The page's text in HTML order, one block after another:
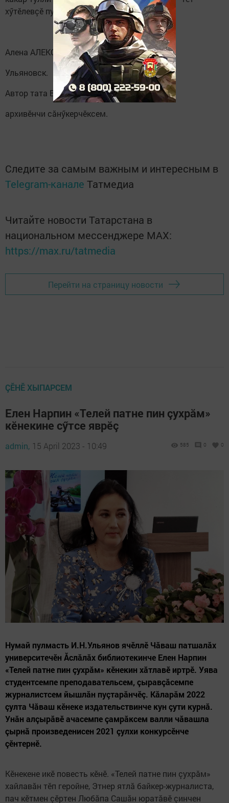
хӳтӗлевçӗ пурне те уявпа саламласа.
Алена АЛЕКСЕЕВА.
Ульяновск.
Автор тата В.Федоров
архивӗнчи сăнӳкерчӗксем.
Следите за самым важным и интересным в
Telegram-канале Татмедиа
Читайте новости Татарстана в
национальном мессенджере MАХ:
https://max.ru/tatmedia
Перейти на страницу новости
ÇӖНӖ ХЫПАРСЕМ
Елен Нарпин «Телей патне пин çухрăм»
кӗнекине сӳтсе яврӗç
admin, 15 April 2023 - 10:49 585 0 0
Нумай пулмасть И.Н.Ульянов ячӗллӗ Чăваш патшалăх
университечӗн Ăслăлăх библиотекинче Елен Нарпин
«Телей патне пин çухрăм» кӗнекин хăтлавӗ иртрӗ. Уява
студентсемпе преподавательсем, çыравçăсемпе
журналистсем йышлăн пуçтарăнчӗç. Кăларăм 2022
çулта Чăваш кӗнеке издательствинче кун çути курнă.
Унăн алçырăвӗ ачасемпе çамрăксем валли чăвашла
çырнă произведенисен 2021 çулхи конкурсӗнче
çӗнтернӗ.
Кӗнекене икӗ повесть кӗнӗ. «Телей патне пин çухрăм»
хайлавăн тӗп геройне, Этнер ятлă байкер-журналиста,
пач кӗтмен çӗртен Любăпа Сашăн юратăвӗ çинчен